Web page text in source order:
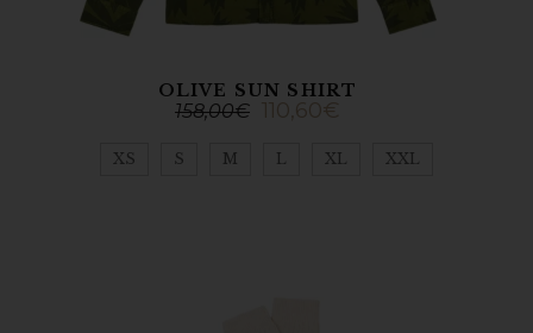
OLIVE SUN SHIRT
158,00€ 110,60€
XS S M L XL XXL